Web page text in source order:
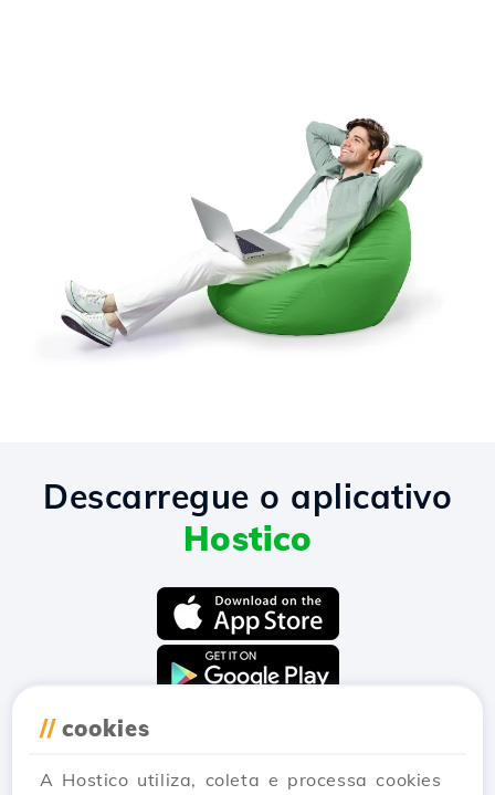
// cookies
A Hostico utiliza, coleta e processa cookies
Descarregue o aplicativo
Hostico